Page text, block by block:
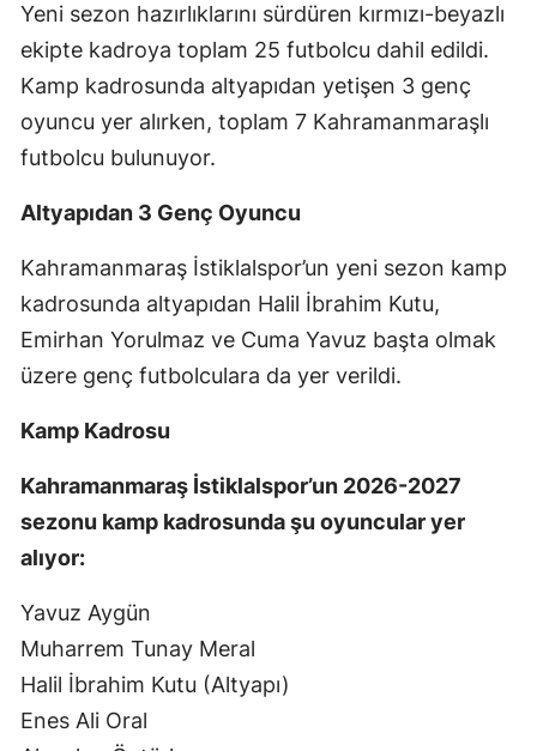
Yeni sezon hazırlıklarını sürdüren kırmızı-beyazlı
ekipte kadroya toplam 25 futbolcu dahil edildi.
Kamp kadrosunda altyapıdan yetişen 3 genç
oyuncu yer alırken, toplam 7 Kahramanmaraşlı
futbolcu bulunuyor.
Altyapıdan 3 Genç Oyuncu
Kahramanmaraş İstiklalspor’un yeni sezon kamp
kadrosunda altyapıdan Halil İbrahim Kutu,
Emirhan Yorulmaz ve Cuma Yavuz başta olmak
üzere genç futbolculara da yer verildi.
Kamp Kadrosu
Kahramanmaraş İstiklalspor’un 2026-2027
sezonu kamp kadrosunda şu oyuncular yer
alıyor:
Yavuz Aygün
Muharrem Tunay Meral
Halil İbrahim Kutu (Altyapı)
Enes Ali Oral